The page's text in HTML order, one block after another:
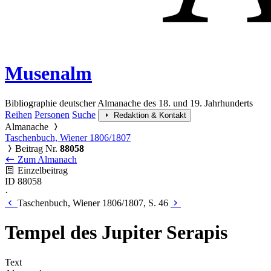
Musenalm
Bibliographie deutscher Almanache des 18. und 19. Jahrhunderts
Reihen Personen Suche Redaktion & Kontakt
Almanache
Taschenbuch, Wiener 1806/1807
Beitrag Nr. 88058
Zum Almanach
Einzelbeitrag
ID 88058
·
Taschenbuch, Wiener 1806/1807, S. 46
Tempel des Jupiter Serapis
Text